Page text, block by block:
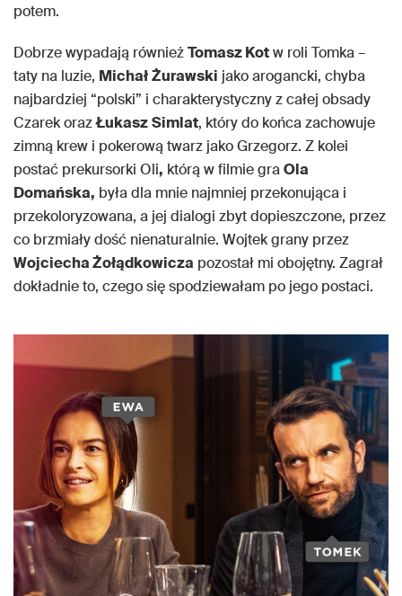
potem.
Dobrze wypadają równieżTomasz Kotw roli Tomka –
taty na luzie, MichałŻurawski jako arogancki, chyba
najbardziej “polski” i charakterystyczny z całej obsady
Czarek orazŁukaszSimlat, który do końca zachowuje
zimną krew i pokerową twarz jako Grzegorz. Z kolei
postać prekursorki Oli, którą w filmie graOla
Domańska, była dla mnie najmniej przekonująca i
przekoloryzowana, a jej dialogi zbyt dopieszczone, przez
co brzmiały dość nienaturalnie. Wojtek grany przez
Wojciecha Żołądkowicza pozostał mi obojętny. Zagrał
dokładnie to, czego się spodziewałam po jego postaci.